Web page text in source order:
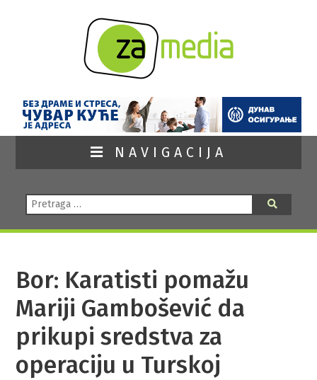
NAVIGACIJA
Pretraga:
Bor: Karatisti pomažu
Mariji Gambošević da
prikupi sredstva za
operaciju u Turskoj